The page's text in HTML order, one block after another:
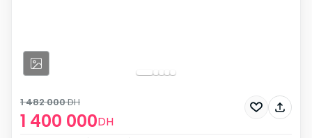
1 400 000DH
1 482 000DH